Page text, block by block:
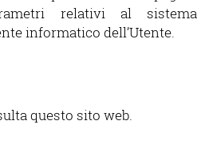
relativi al sistema
informatico dell’Utente.
questo sito web.